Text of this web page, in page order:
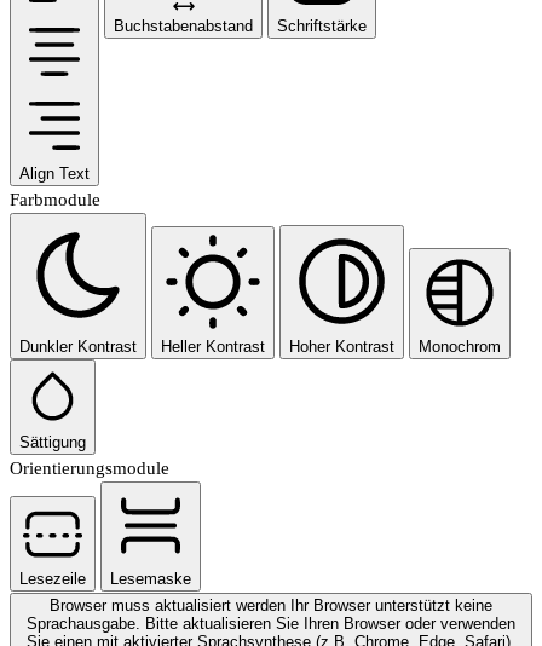
Align Text
Buchstabenabstand Schriftstärke
Farbmodule
Dunkler Kontrast Heller Kontrast Hoher Kontrast Monochrom
Sättigung
Orientierungsmodule
Lesezeile
Lesemaske
Browser muss aktualisiert werden
Ihr Browser unterstützt keine
Sprachausgabe. Bitte aktualisieren Sie Ihren Browser oder verwenden
Sie einen mit aktivierter Sprachsynthese (z.B. Chrome, Edge, Safari).